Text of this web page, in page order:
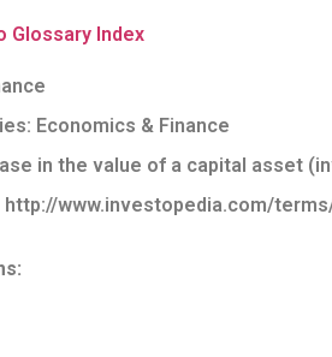
Glossary Index
Economics & Finance
in the value of a capital asset
http://www.investopedia.com/